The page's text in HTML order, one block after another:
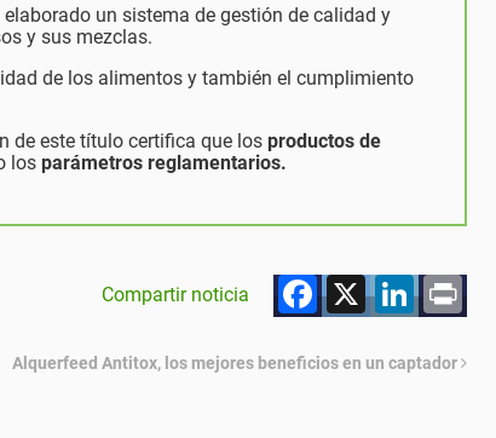
un sistema de gestión de calidad y
y sus mezclas.
de los alimentos y también el cumplimiento
de este título certifica que los productos de
los parámetros reglamentarios.
Compartir noticia X
Alquerfeed Antitox, los mejores beneficios en un captador